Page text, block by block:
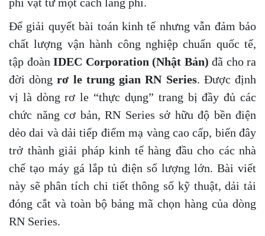
Để giải quyết bài toán kinh tế nhưng vẫn đảm bảo
chất lượng vận hành công nghiệp chuẩn quốc tế,
tập đoàn IDEC Corporation (Nhật Bản) đã cho ra
đời dòngrơ le trung gian RN Series. Được định
vị là dòng rơ le “thực dụng” trang bị đầy đủ các
chức năng cơ bản, RN Series sở hữu độ bền điện
dẻo dai và dải tiếp điểm mạ vàng cao cấp, biến đây
trở thành giải pháp kinh tế hàng đầu cho các nhà
chế tạo máy gá lắp tủ điện số lượng lớn. Bài viết
này sẽ phân tích chi tiết thông số kỹ thuật, dải tải
đóng cắt và toàn bộ bảng mã chọn hàng của dòng
RN Series.